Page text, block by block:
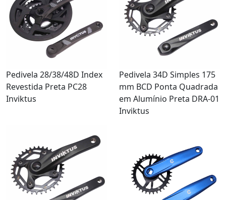
Pedivela 28/38/48D Index
Revestida Preta PC28
Inviktus
Pedivela 34D Simples 175
mm BCD Ponta Quadrada
em Alumínio Preta DRA-01
Inviktus